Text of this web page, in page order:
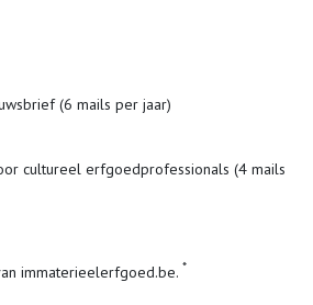
(6 mails per jaar)
cultureel erfgoedprofessionals (4 mails
immaterieelerfgoed.be.